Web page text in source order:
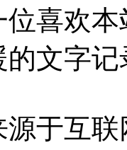
喜欢
的文字
于互